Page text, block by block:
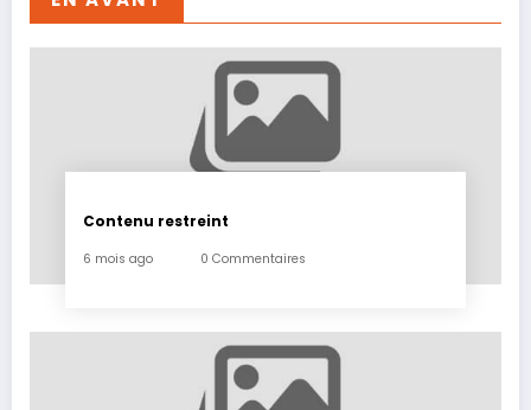
Contenu restreint
6 mois ago 0 Commentaires